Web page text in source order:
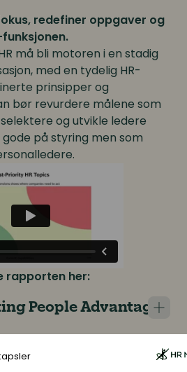
redefiner oppgaver og
må bli motoren i en stadig
med en tydelig HR-
prinsipper og
bør revurdere målene som
og utvikle ledere
på styring men som
rapporten her:
People Advantage
ned